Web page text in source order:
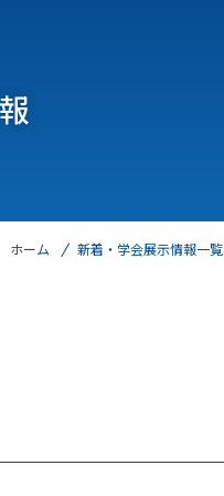
ホーム 新着・学会展示情報一覧